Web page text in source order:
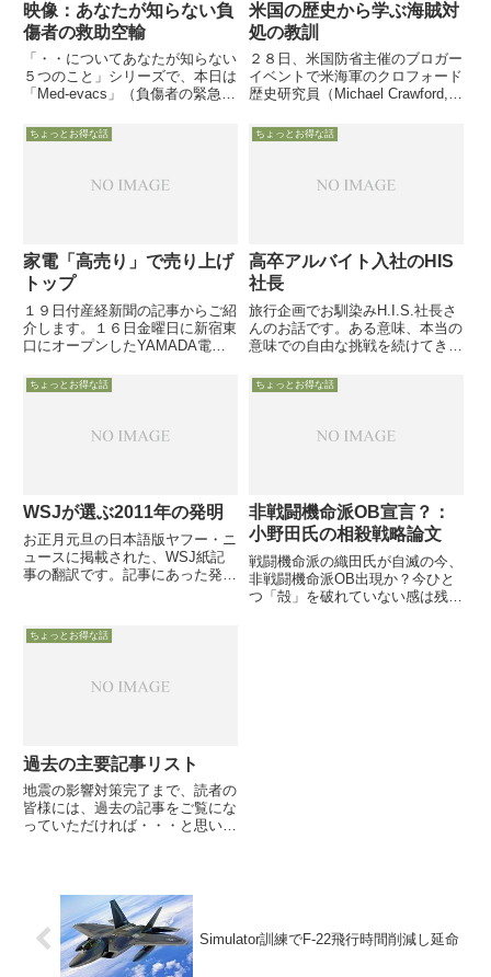
映像：あなたが知らない負
傷者の救助空輸
「・・についてあなたが知らない
５つのこと」シリーズで、本日は
「Med-evacs」（負傷者の緊急救
経験していない自衛隊がその重要
性を理解できず、「戦闘機にだけ
ている分野の一つ
米国の歴史から学ぶ海賊対
処の教訓
２８日、米国防省主催のブロガー
イベントで米海軍のクロフォード
歴史研究員（Michael Crawford, a
独立当時の海戦史から学ぶ海賊対
処、について語りました。折し
ちょっとお得な話
家電「高売り」で売り上げ
トップ
１９日付産経新聞の記事からご紹
介します。１６日金曜日に新宿東
口にオープンしたYAMADA電気
で、「家電業界で競争激化」の活
字がマスコミで踊っています。そ
な場所で、しかも大規模量販店...
ちょっとお得な話
高卒アルバイト入社のHIS
社長
旅行企画でお馴染みH.I.S.社長さ
んのお話です。ある意味、本当の
意味での自由な挑戦を続けてきた
のが、4年前、40歳という若さで
社長に抜擢された平林朗さんで
ちょっとお得な話
WSJが選ぶ2011年の発明
お正月元旦の日本語版ヤフー・ニ
ュースに掲載された、WSJ紙記
事の翻訳です。記事にあった発明
ちょっとお得な話
非戦闘機命派OB宣言？：
小野田氏の相殺戦略論文
戦闘機命派の織田氏が自滅の今、
非戦闘機命派OB出現か？今ひと
つ「殻」を破れていない感は残る
ちょっとお得な話
過去の主要記事リスト
地震の影響対策完了まで、読者の
皆様には、過去の記事をご覧にな
っていただければ・・・と思いま
「CSBA中国対処構想」→「２
CSBA中国対処構想」...
Simulator訓練でF-22飛行時間削減し延命